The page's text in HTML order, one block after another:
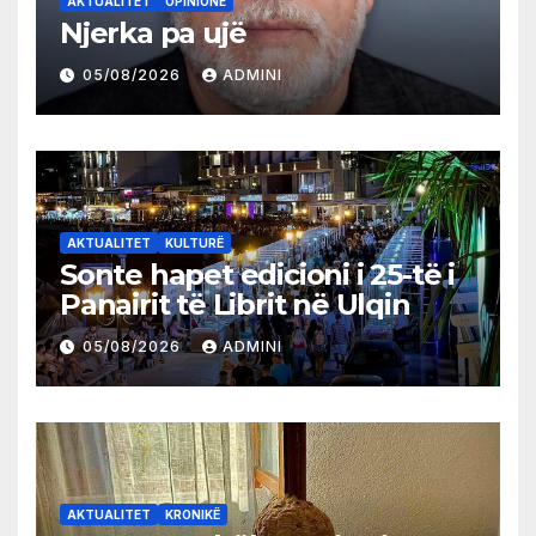
Njerka pa ujë
05/08/2026 ADMINI
AKTUALITET KULTURË
Sonte hapet edicioni i 25-të i
Panairit të Librit në Ulqin
05/08/2026 ADMINI
AKTUALITET KRONIKË